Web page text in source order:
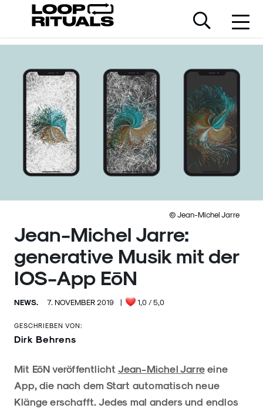
© Jean-Michel Jarre
Jean-Michel Jarre:
generative Musik mit der
IOS-App EōN
NEWS. 7. NOVEMBER 2019 | 1,0 / 5,0
GESCHRIEBEN VON:
Dirk Behrens
Mit EōN veröffentlicht Jean-Michel Jarre eine
App, die nach dem Start automatisch neue
Klänge erschafft. Jedes mal anders und endlos